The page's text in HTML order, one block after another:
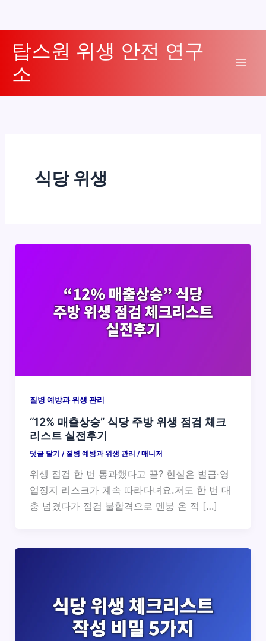
탑스원 위생 안전 연구
소
식당 위생
질병 예방과 위생 관리
“12% 매출상승” 식당 주방 위생 점검 체크
리스트 실전후기
댓글 달기 / 질병 예방과 위생 관리 /매니저
위생 점검 한 번 통과했다고 끝? 현실은 벌금·영
업정지 리스크가 계속 따라다녀요.저도 한 번 대
충 넘겼다가 점검 불합격으로 멘붕 온 적 […]